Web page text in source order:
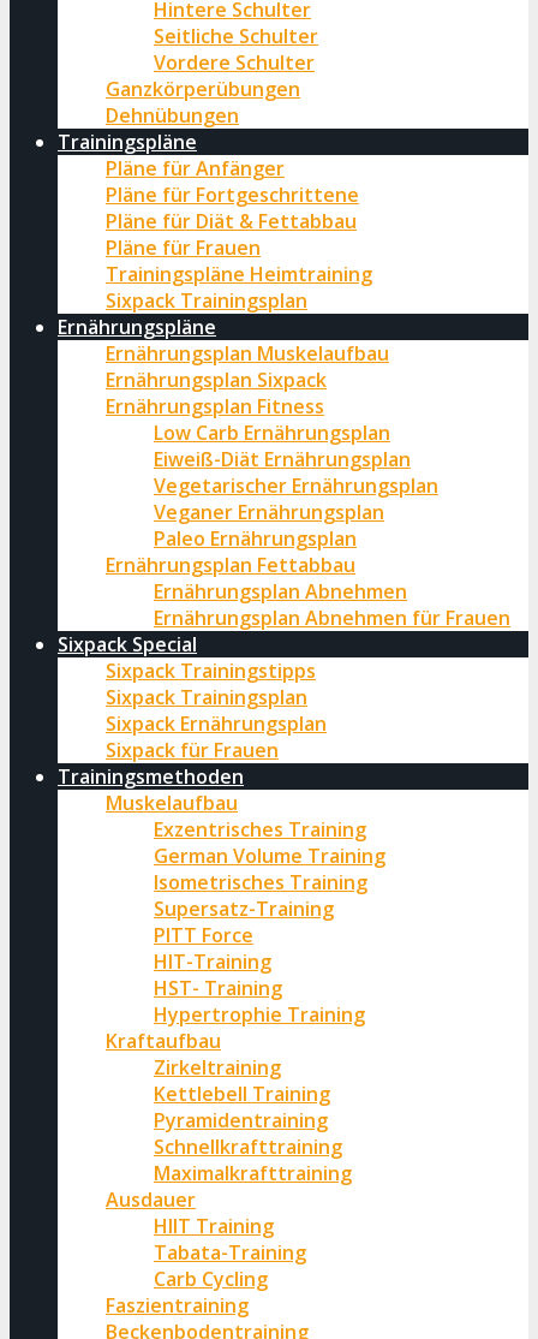
Hintere Schulter
Seitliche Schulter
Vordere Schulter
Ganzkörperübungen
Dehnübungen
Trainingspläne
Pläne für Anfänger
Pläne für Fortgeschrittene
Pläne für Diät & Fettabbau
Pläne für Frauen
Trainingspläne Heimtraining
Sixpack Trainingsplan
Ernährungspläne
Ernährungsplan Muskelaufbau
Ernährungsplan Sixpack
Ernährungsplan Fitness
Low Carb Ernährungsplan
Eiweiß-Diät Ernährungsplan
Vegetarischer Ernährungsplan
Veganer Ernährungsplan
Paleo Ernährungsplan
Ernährungsplan Fettabbau
Ernährungsplan Abnehmen
Ernährungsplan Abnehmen für Frauen
Sixpack Special
Sixpack Trainingstipps
Sixpack Trainingsplan
Sixpack Ernährungsplan
Sixpack für Frauen
Trainingsmethoden
Muskelaufbau
Exzentrisches Training
German Volume Training
Isometrisches Training
Supersatz-Training
PITT Force
HIT-Training
HST- Training
Hypertrophie Training
Kraftaufbau
Zirkeltraining
Kettlebell Training
Pyramidentraining
Schnellkrafttraining
Maximalkrafttraining
Ausdauer
HIIT Training
Tabata-Training
Carb Cycling
Faszientraining
Beckenbodentraining